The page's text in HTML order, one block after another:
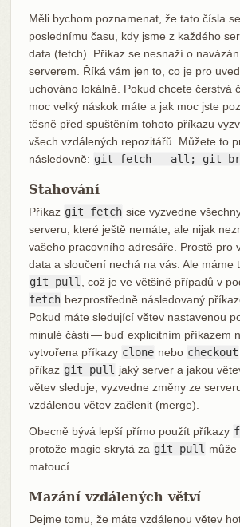
Měli bychom poznamenat, že tato čísla
poslednímu času, kdy jsme z každého
data (fetch). Příkaz se nesnaží o
serverem. Říká vám jen to, co je pro
uchováno lokálně. Pokud chcete čerstvá
moc velký náskok máte a jak moc jste
těsně před spuštěním tohoto příkazu
všech vzdálených repozitářů. Můžete to
následovně: git fetch --all; git
Stahování
Příkaz git fetch sice vyzvedne
serveru, které ještě nemáte, ale nijak
vašeho pracovního adresáře. Prostě pro
data a sloučení nechá na vás. Ale máme
git pull, což je ve většině případů v
fetch bezprostředně následovaný
Pokud máte sledující větev nastavenou
minulé části — buď explicitním příkazem
vytvořena příkazy clone nebo checkout
příkaz git pull jaký server a jakou
větev sleduje, vyzvedne změny ze
vzdálenou větev začlenit (merge).
Obecně bývá lepší přímo použít příkazy
protože magie skrytá za git pull může
matoucí.
Mazání vzdálených větví
Dejme tomu, že máte vzdálenou větev